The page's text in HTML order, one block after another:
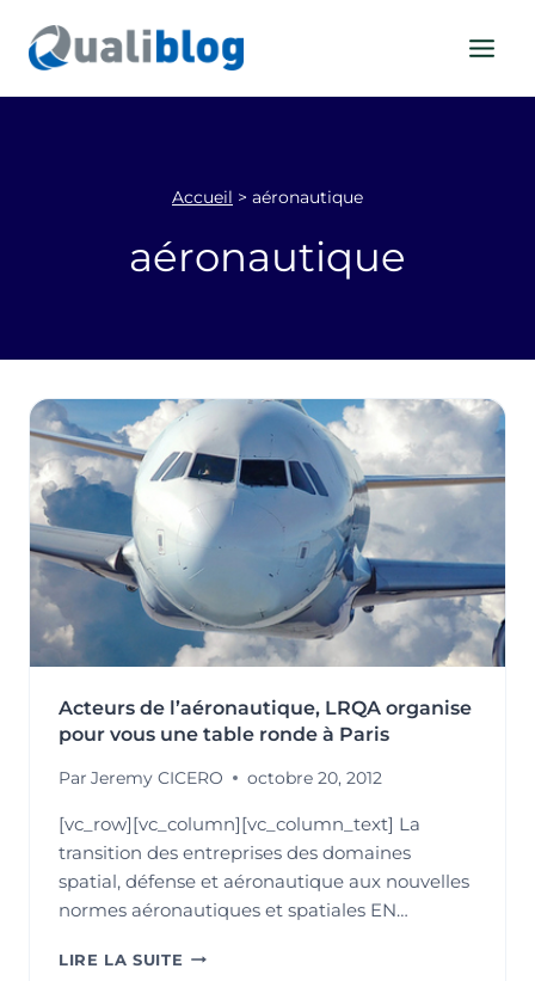
contenu
Accueil > aéronautique
aéronautique
Acteurs de l’aéronautique, LRQA organise
pour vous une table ronde à Paris
Par Jeremy CICERO octobre 20, 2012
[vc_row][vc_column][vc_column_text] La
transition des entreprises des domaines
spatial, défense et aéronautique aux nouvelles
normes aéronautiques et spatiales EN…
LIRE LA SUITE ACTEURS